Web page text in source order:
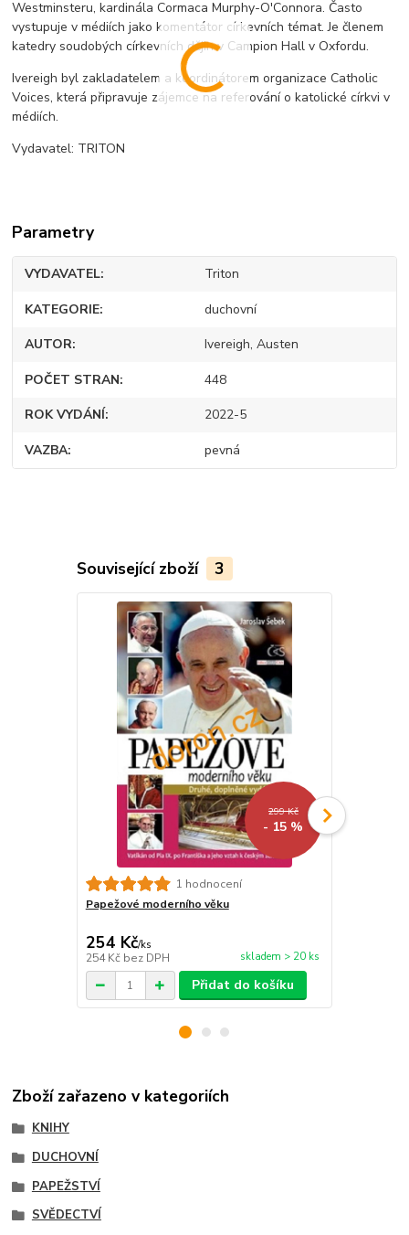
Westminsteru, kardinála Cormaca Murphy-O'Connora. Často
vystupuje v médiích jako komentátor církevních témat. Je členem
katedry soudobých církevních dějin v Campion Hall v Oxfordu.
Ivereigh byl zakladatelem a koordinátorem organizace Catholic
Voices, která připravuje zájemce na referování o katolické církvi v
médiích.
Vydavatel: TRITON
Parametry
VYDAVATEL Triton
KATEGORIE duchovní
AUTOR Ivereigh, Austen
POČET STRAN 448
ROK VYDÁNÍ 2022-5
VAZBA pevná
Související zboží 3
299 Kč
- 15 %
1 hodnocení
Papežové moderního věku
254 Kč/ks
254 Kč bez DPH skladem > 20 ks
Přidat do košíku
Zboží zařazeno v kategoriích
KNIHY
DUCHOVNÍ
PAPEŽSTVÍ
SVĚDECTVÍ